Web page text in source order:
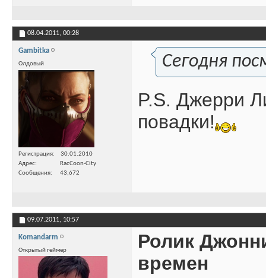
08.04.2011, 00:28
Gambitka
Олдовый
Регистрация
30.01.2010
Адрес
RacCoon-City
Сообщения
43,672
Сегодня
P.S. Джерри
повадки!
09.07.2011, 10:57
Komandarm
Открытый геймер
Ролик
времен